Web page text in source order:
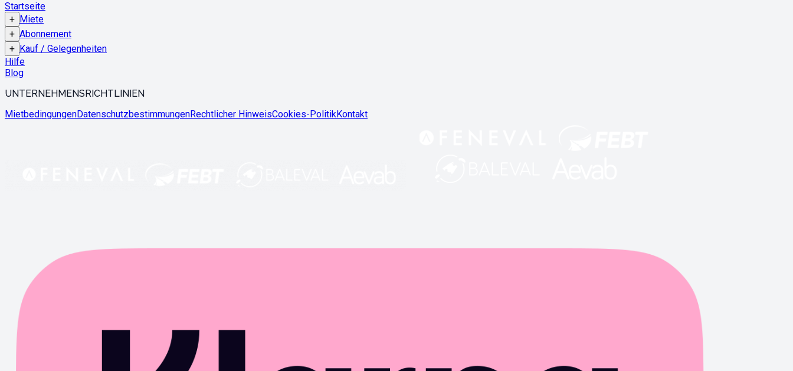
Startseite
+ Miete
+ Abonnement
+ Kauf / Gelegenheiten
Hilfe
Blog
UNTERNEHMENSRICHTLINIEN
MietbedingungenDatenschutzbestimmungenRechtlicher HinweisCookies-PolitikKontakt